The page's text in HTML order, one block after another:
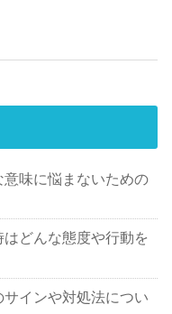
味に悩まないための
どんな態度や行動を
インや対処法につい